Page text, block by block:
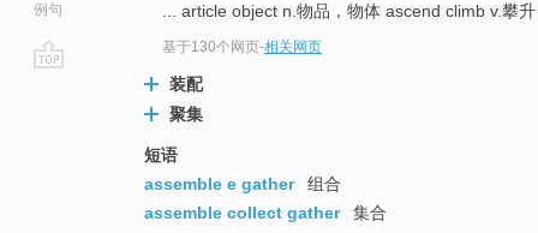
例句
... article object n.物品，物体 ascend climb v.攀
基于130个网页-相关网页
装配
聚集
短语
assemble e gather
组合
assemble collect gather
集合